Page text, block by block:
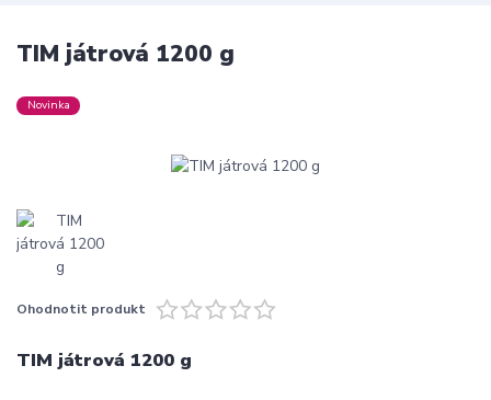
TIM játrová 1200 g
Novinka
Ohodnotit produkt
TIM játrová 1200 g